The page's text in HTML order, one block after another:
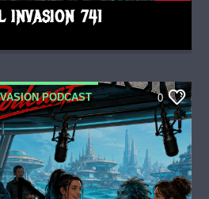
INVASION 741
PODCAST 0